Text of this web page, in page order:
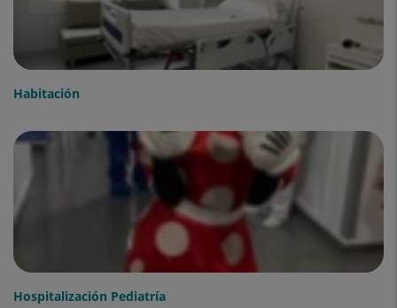
Habitación
Hospitalización Pediatría